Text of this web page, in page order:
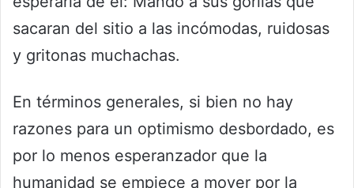
sacaran del sitio a las incómodas, ruidosas
y gritonas muchachas.
En términos generales, si bien no hay
razones para un optimismo desbordado, es
por lo menos esperanzador que la
humanidad se empiece a mover por la